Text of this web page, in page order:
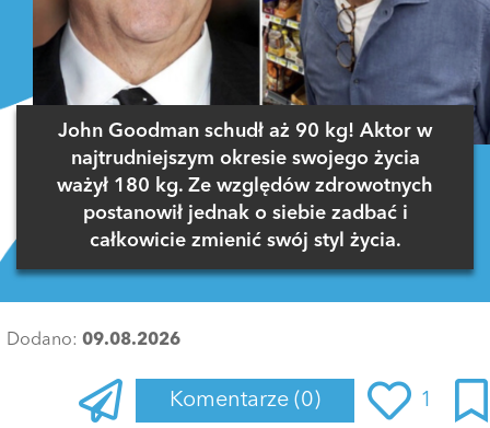
John Goodman schudł aż 90 kg! Aktor w
najtrudniejszym okresie swojego życia
ważył 180 kg. Ze względów zdrowotnych
postanowił jednak o siebie zadbać i
całkowicie zmienić swój styl życia.
Dodano: 09.08.2026
Komentarze (0) 1